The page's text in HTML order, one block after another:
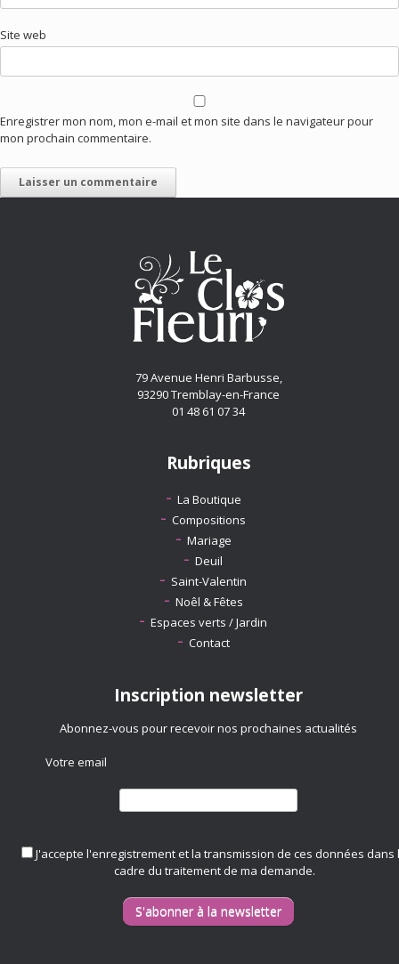
Site web
Enregistrer mon nom, mon e-mail et mon site dans le navigateur pour
mon prochain commentaire.
79 Avenue Henri Barbusse,
93290 Tremblay-en-France
01 48 61 07 34
Rubriques
La Boutique
Compositions
Mariage
Deuil
Saint-Valentin
Noêl & Fêtes
Espaces verts / Jardin
Contact
Inscription newsletter
Abonnez-vous pour recevoir nos prochaines actualités
Votre email
J'accepte l'enregistrement et la transmission de ces données dans
cadre du traitement de ma demande.